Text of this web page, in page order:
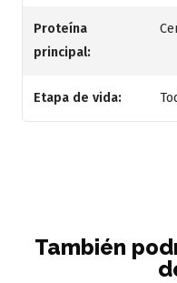
Proteína
principal:
Etapa de vida:
También